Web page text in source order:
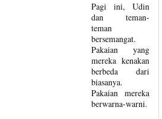
Pagi ini, Udin
dan teman-
teman
bersemangat.
Pakaian yang
mereka kenakan
berbeda dari
biasanya.
Pakaian mereka
berwarna-warni.